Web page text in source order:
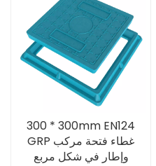
300 * 300mm EN124
GRP غطاء فتحة مركب
وإطار في شكل مربع